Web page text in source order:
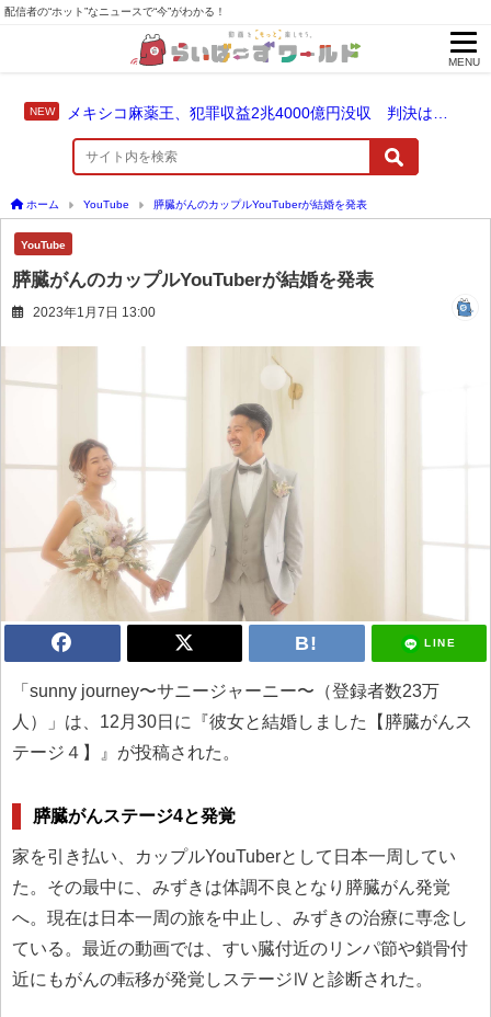
配信者の“ホット”なニュースで“今”がわかる！
MENU
ホーム YouTube 膵臓がんのカップルYouTuberが結婚を発表
YouTube
膵臓がんのカップルYouTuberが結婚を発表
2023年1月7日 13:00
LINE
「sunny journey〜サニージャーニー〜（登録者数23万
人）」は、12月30日に『彼女と結婚しました【膵臓がんス
テージ４】』が投稿された。
膵臓がんステージ4と発覚
家を引き払い、カップルYouTuberとして日本一周してい
た。その最中に、みずきは体調不良となり膵臓がん発覚
へ。現在は日本一周の旅を中止し、みずきの治療に専念し
ている。最近の動画では、すい臓付近のリンパ節や鎖骨付
近にもがんの転移が発覚しステージⅣと診断された。